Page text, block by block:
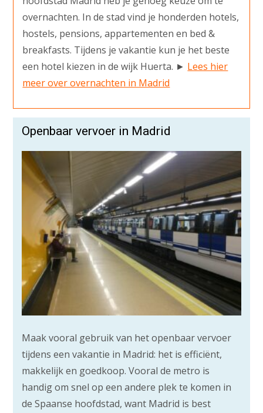
overnachten. In de stad vind je honderden hotels,
hostels, pensions, appartementen en bed &
breakfasts. Tijdens je vakantie kun je het beste
een hotel kiezen in de wijk Huerta. ► Lees hier
meer over overnachten in Madrid
Openbaar vervoer in Madrid
Maak vooral gebruik van het openbaar vervoer
tijdens een vakantie in Madrid: het is efficiënt,
makkelijk en goedkoop. Vooral de metro is
handig om snel op een andere plek te komen in
de Spaanse hoofdstad, want Madrid is best